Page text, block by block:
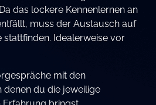
das lockere Kennenlernen an
muss der Austausch auf
Idealerweise vor
mit den
denen du die jeweilige